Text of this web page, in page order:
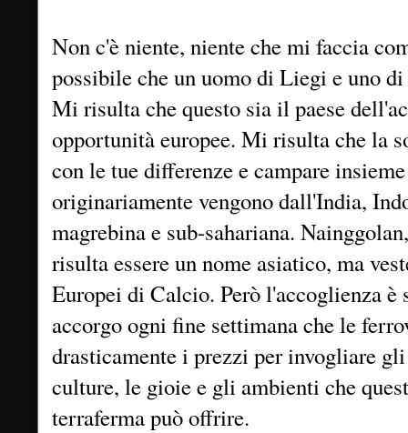
Non c'è niente, niente che mi faccia
possibile che un uomo di Liegi e uno
Mi risulta che questo sia il paese
opportunità europee. Mi risulta che la
con le tue differenze e campare
originariamente vengono dall'India,
magrebina e sub-sahariana.
risulta essere un nome asiatico, ma
Europei di Calcio. Però l'accoglienza è
accorgo ogni fine settimana che le
drasticamente i prezzi per invogliare
culture, le gioie e gli ambienti che
terraferma può offrire.